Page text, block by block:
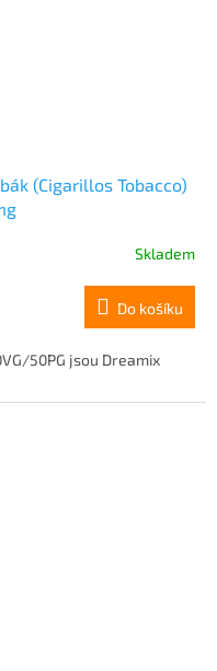
(Cigarillos Tobacco)
Skladem
Do košíku
50PG jsou Dreamix